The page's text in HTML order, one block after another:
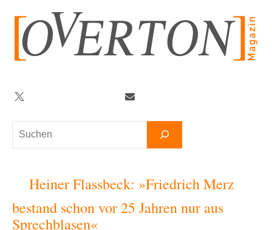
springen
Suchen
Twitter
Heiner Flassbeck: »Friedrich Merz
bestand schon vor 25 Jahren nur aus
Sprechblasen«